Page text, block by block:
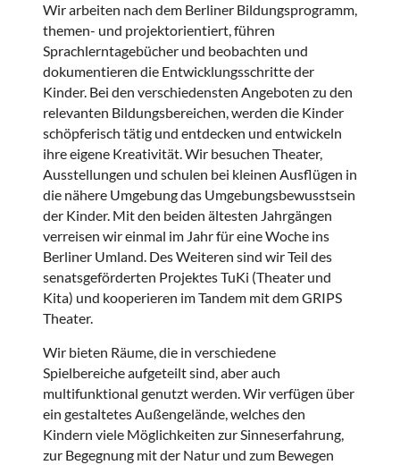
Wir arbeiten nach dem Berliner Bildungsprogramm,
themen- und projektorientiert, führen
Sprachlerntagebücher und beobachten und
dokumentieren die Entwicklungsschritte der
Kinder. Bei den verschiedensten Angeboten zu den
relevanten Bildungsbereichen, werden die Kinder
schöpferisch tätig und entdecken und entwickeln
ihre eigene Kreativität. Wir besuchen Theater,
Ausstellungen und schulen bei kleinen Ausflügen in
die nähere Umgebung das Umgebungsbewusstsein
der Kinder. Mit den beiden ältesten Jahrgängen
verreisen wir einmal im Jahr für eine Woche ins
Berliner Umland. Des Weiteren sind wir Teil des
senatsgeförderten Projektes TuKi (Theater und
Kita) und kooperieren im Tandem mit dem GRIPS
Theater.
Wir bieten Räume, die in verschiedene
Spielbereiche aufgeteilt sind, aber auch
multifunktional genutzt werden. Wir verfügen über
ein gestaltetes Außengelände, welches den
Kindern viele Möglichkeiten zur Sinneserfahrung,
zur Begegnung mit der Natur und zum Bewegen